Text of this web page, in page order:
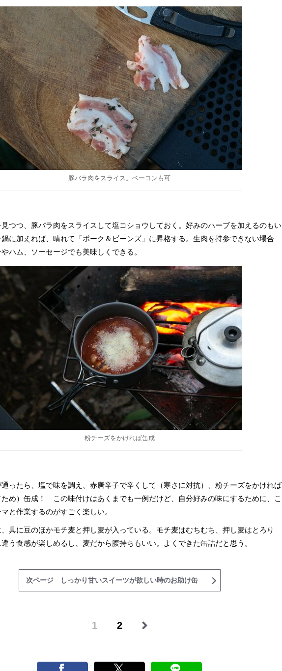
豚バラ肉をスライス。ベーコンも可
つつ、豚バラ肉をスライスして塩コショウしておく。好みのハーブを加えるのもい
に加えれば、晴れて「ポーク＆ビーンズ」に昇格する。生肉を持参できない場合
ハム、ソーセージでも美味しくできる。
粉チーズをかければ缶成
ったら、塩で味を調え、赤唐辛子で辛くして（寒さに対抗）、粉チーズをかければ
ため）缶成！ この味付けはあくまでも一例だけど、自分好みの味にするために、こ
と作業するのがすごく楽しい。
具に豆のほかモチ麦と押し麦が入っている。モチ麦はむちむち、押し麦はとろり
う食感が楽しめるし、麦だから腹持ちもいい。よくできた缶詰だと思う。
次ページ しっかり甘いスイーツが欲しい時のお助け缶
1 2